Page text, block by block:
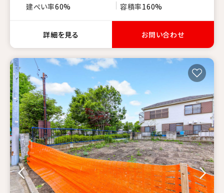
建ぺい率60% 容積率160%
詳細を見る お問い合わせ